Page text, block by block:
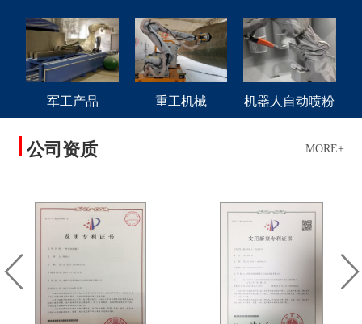
军工产品 重工机械 机器人自动喷粉
公司资质 MORE+